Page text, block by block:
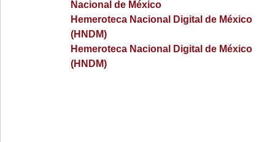
Nacional de México
Hemeroteca Nacional Digital de México
(HNDM)
Hemeroteca Nacional Digital de México
(HNDM)